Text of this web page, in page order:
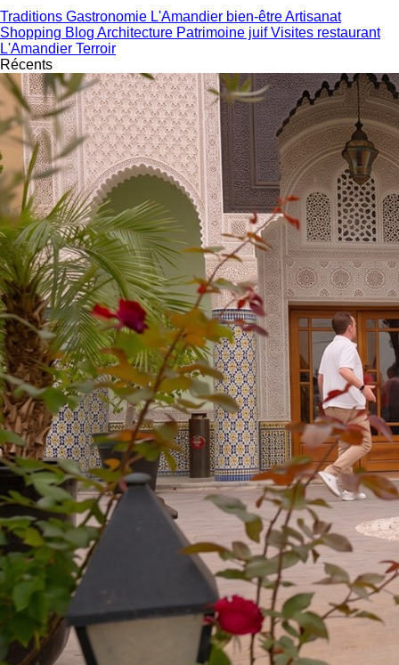
Traditions Gastronomie L'Amandier bien-êtreArtisanat
Shopping Blog Architecture Patrimoine juifVisites restaurant
L'Amandier Terroir
Récents